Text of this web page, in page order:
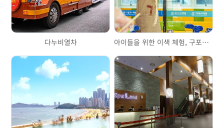
다누비열차 아이들을 위한 이색 체험, 구포국수 체험관